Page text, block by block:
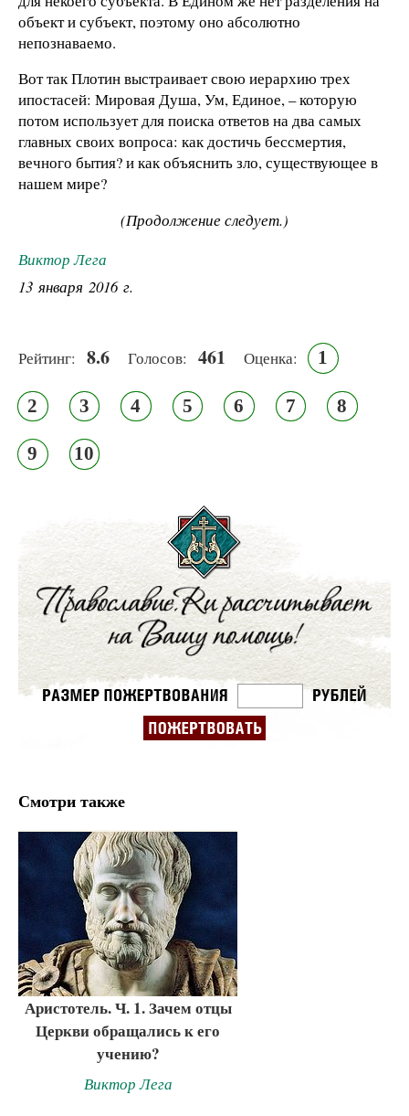
объект и субъект, поэтому оно абсолютно
непознаваемо.
Вот так Плотин выстраивает свою иерархию трех
ипостасей: Мировая Душа, Ум, Единое, – которую
потом использует для поиска ответов на два самых
главных своих вопроса: как достичь бессмертия,
вечного бытия? и как объяснить зло, существующее в
нашем мире?
(Продолжение следует.)
Виктор Лега
13 января 2016 г.
Рейтинг: 8.6 Голосов: 461 Оценка: 1
2 3 4 5 6 7 8
9 10
Смотри также
Аристотель. Ч. 1. Зачем отцы
Церкви обращались к его
учению?
Виктор Лега